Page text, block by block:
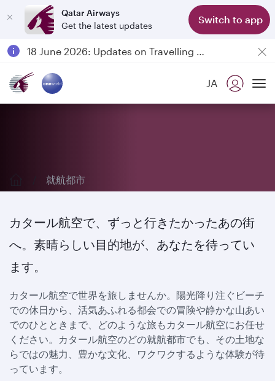
Qatar Airways
Get the latest updates
Switch to app
Passengers flying between Doha and Auckland on QR914 and QR915
18 June 2026: Updates on Travelling with Power Banks
JA
就航都市を詳しく見てみる
就航都市
カタール航空で、ずっと行きたかったあの街
へ。素晴らしい目的地が、あなたを待ってい
ます。
カタール航空で世界を旅しませんか。陽光降り注ぐビーチ
での休日から、活気あふれる都会での冒険や静かな山あい
でのひとときまで、どのような旅もカタール航空にお任せ
ください。カタール航空のどの就航都市でも、その土地な
らではの魅力、豊かな文化、ワクワクするような体験が待
っています。